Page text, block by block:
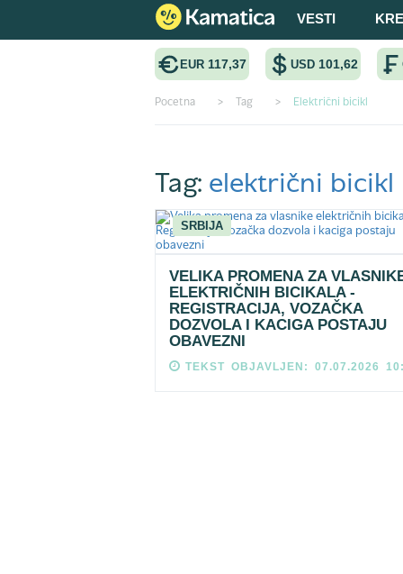
VESTI
EUR 117,37 USD 101,62
Pocetna > Tag > Električni bicikl
Tag: električni bicikl
SRBIJA
VELIKA PROMENA ZA
ELEKTRIČNIH BICIKALA -
REGISTRACIJA, VOZAČKA
DOZVOLA I KACIGA POSTAJU
OBAVEZNI
TEKST OBJAVLJEN: 07.07.2026